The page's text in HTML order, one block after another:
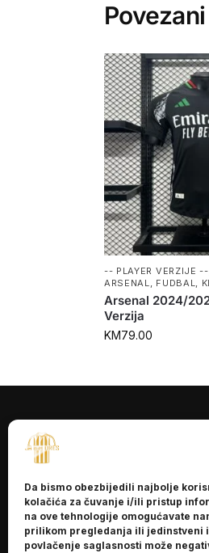
Da bismo obezbijedili najbolje
kolačića za čuvanje i/ili pristup
na ove tehnologije omogućavate
prilikom pregledanja ili jedinstveni
povlačenje saglasnosti može
-- PLAYER VERZIJE --
ARSENAL, FUDBAL,
Arsenal 2024/
Verzija
KM79.00